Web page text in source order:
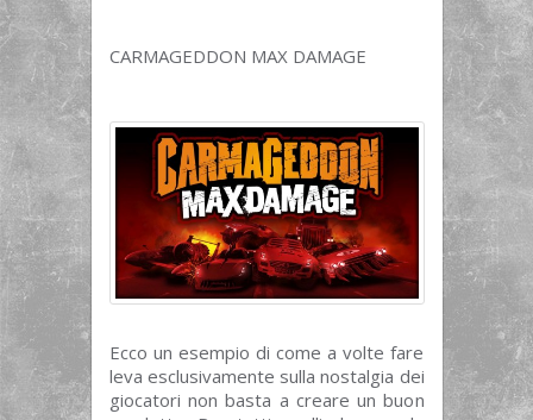
CARMAGEDDON MAX DAMAGE
Ecco un esempio di come a volte fare
leva esclusivamente sulla nostalgia dei
giocatori non basta a creare un buon